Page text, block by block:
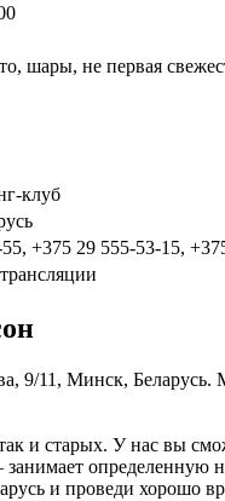
шары, не первая
клуб
+375 29 555-53-15,
9/11, Минск,
и старых. У нас вы
и проведи хорошо